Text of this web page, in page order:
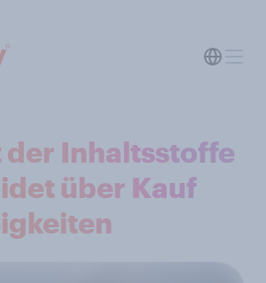
der Inhaltsstoffe
über Kauf